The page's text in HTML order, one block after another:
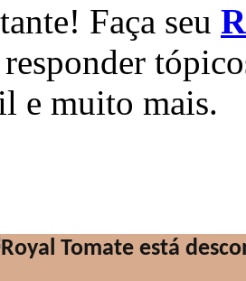
Faça seu
e muito mais.